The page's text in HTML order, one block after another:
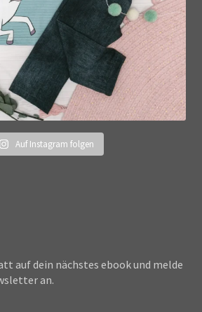
Auf Instagram folgen
auf dein nächstes ebook und melde
an.